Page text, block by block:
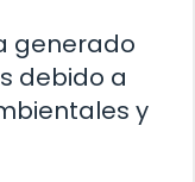
generado
debido a
y